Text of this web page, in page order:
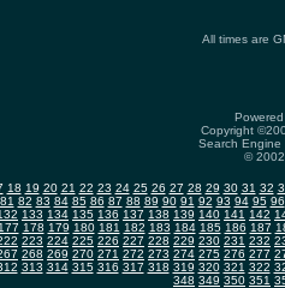
All times are
Copyright
Search
©
18 19 20 21 22 23 24 25 26 27 28 29 30 31 32
81 82 83 84 85 86 87 88 89 90 91 92 93 94 95 96
133 134 135 136 137 138 139 140 141 142
177 178 179 180 181 182 183 184 185 186 187
223 224 225 226 227 228 229 230 231 232
268 269 270 271 272 273 274 275 276 277
313 314 315 316 317 318 319 320 321 322
348 349 350 351